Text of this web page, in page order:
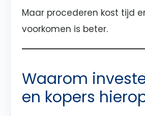
Maar procederen kost tijd
voorkomen is beter.
Waarom
en kopers